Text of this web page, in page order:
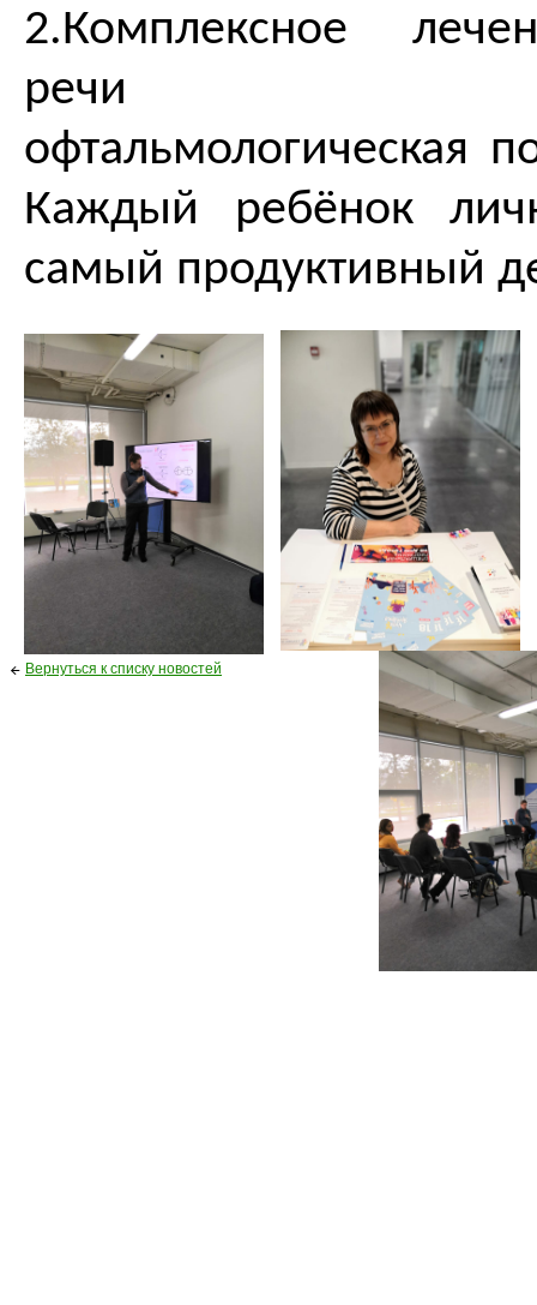
2.Комплексное
речи
офтальмологическая
Каждый ребёнок
самый продуктивный
Вернуться к списку новостей